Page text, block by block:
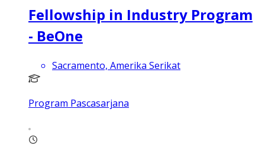
Fellowship in Industry Program
- BeOne
Sacramento, Amerika Serikat
Program Pascasarjana